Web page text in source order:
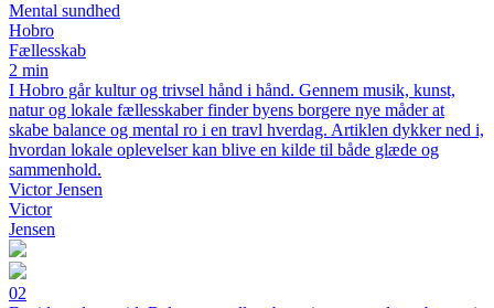
Mental sundhed
Hobro
Fællesskab
2 min
I Hobro går kultur og trivsel hånd i hånd. Gennem musik, kunst,
natur og lokale fællesskaber finder byens borgere nye måder at
skabe balance og mental ro i en travl hverdag. Artiklen dykker ned i,
hvordan lokale oplevelser kan blive en kilde til både glæde og
sammenhold.
Victor Jensen
Victor
Jensen
02